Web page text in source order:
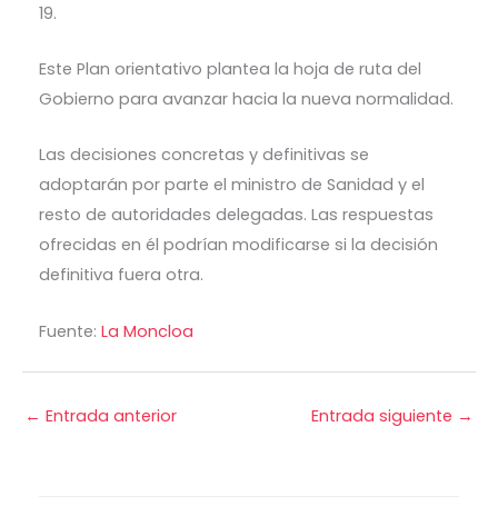
19.
Este Plan orientativo plantea la hoja de ruta del
Gobierno para avanzar hacia la nueva normalidad.
Las decisiones concretas y definitivas se
adoptarán por parte el ministro de Sanidad y el
resto de autoridades delegadas. Las respuestas
ofrecidas en él podrían modificarse si la decisión
definitiva fuera otra.
Fuente: La Moncloa
← Entrada anterior Entrada siguiente →